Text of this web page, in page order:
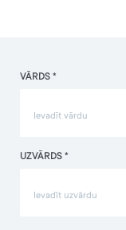
VĀRDS *
UZVĀRDS *